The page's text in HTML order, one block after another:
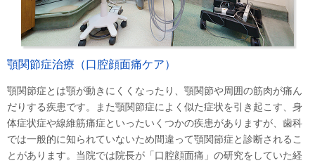
顎関節症治療（口腔顔面痛ケア）
顎関節症とは顎が動きにくくなったり、顎関節や周囲の筋肉が痛ん
だりする疾患です。また顎関節症によく似た症状を引き起こす、身
体症状症や線維筋痛症といったいくつかの疾患がありますが、歯科
では一般的に知られていないため間違って顎関節症と診断されるこ
とがあります。当院では院長が「口腔顔面痛」の研究をしていた経